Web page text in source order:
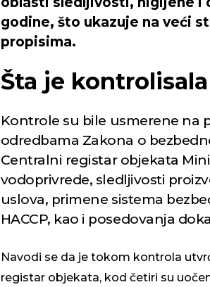
godine, što ukazuje na veći
propisima.
Šta je
Kontrole su bile usmerene na
odredbama Zakona o
Centralni registar objekata
vodoprivrede, sledljivosti
uslova, primene sistema
HACCP, kao i posedovanja
Navodi se da je tokom kontrola
registar objekata, kod četiri su